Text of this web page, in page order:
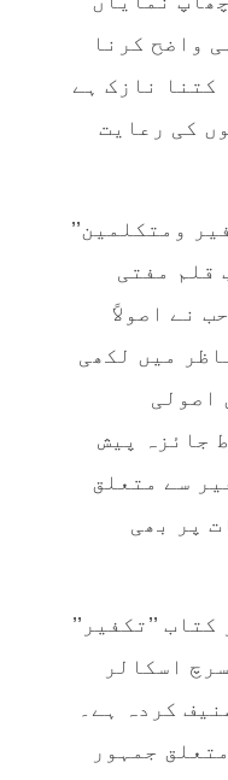
واضح کرنا
کتنا نازک ہے
کی رعایت
ومتکلمین’’
قلم مفتی
نے اصولاً‌
میں لکھی
اصولی
جائزہ پیش
سے متعلق
پر بھی
’’تکفیر’’
اسکالر
کردہ ہے۔
جمہور